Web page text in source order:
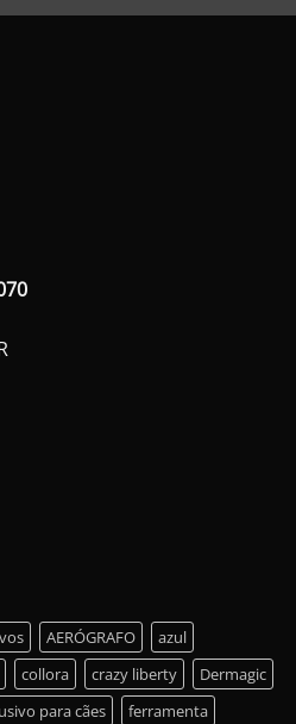
AERÓGRAFO
azul
collora crazy liberty
Dermagic
para cães
ferramenta